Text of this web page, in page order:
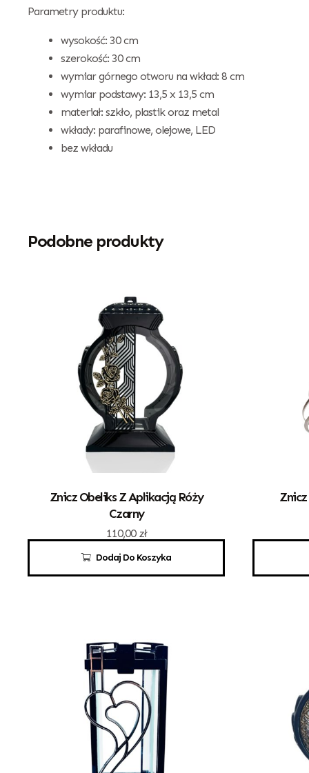
Parametry produktu:
wysokość: 30 cm
szerokość: 30 cm
wymiar górnego otworu na wkład: 8 cm
wymiar podstawy: 13,5 x 13,5 cm
materiał: szkło, plastik oraz metal
wkłady: parafinowe, olejowe, LED
bez wkładu
Podobne produkty
Dodaj Do Koszyka
Znicz Obeliks Z Aplikacją Róży
Czarny
110,00 zł